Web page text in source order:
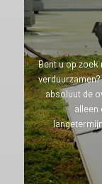
Bent u op zoek
absoluut de
alleen